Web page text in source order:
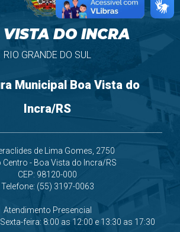
DO INCRA
RIO GRANDE DO SUL
Municipal Boa Vista do
Incra/RS
de Lima Gomes, 2750
Centro - Boa Vista do Incra/RS
CEP: 98120-000
Telefone: (55) 3197-0063
Atendimento Presencial
feira: 8:00 as 12:00 e 13:30 as 17:30